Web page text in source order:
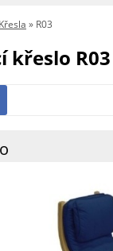
Křesla » R03
křeslo R03